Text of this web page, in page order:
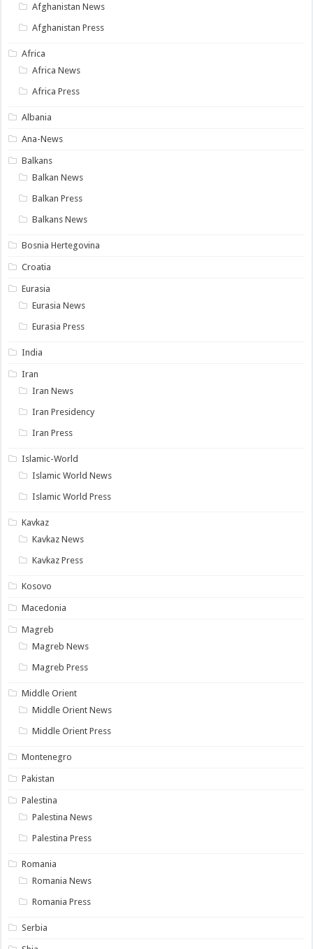
Afghanistan News
Afghanistan Press
Africa
Africa News
Africa Press
Albania
Ana-News
Balkans
Balkan News
Balkan Press
Balkans News
Bosnia Hertegovina
Croatia
Eurasia
Eurasia News
Eurasia Press
India
Iran
Iran News
Iran Presidency
Iran Press
Islamic-World
Islamic World News
Islamic World Press
Kavkaz
Kavkaz News
Kavkaz Press
Kosovo
Macedonia
Magreb
Magreb News
Magreb Press
Middle Orient
Middle Orient News
Middle Orient Press
Montenegro
Pakistan
Palestina
Palestina News
Palestina Press
Romania
Romania News
Romania Press
Serbia